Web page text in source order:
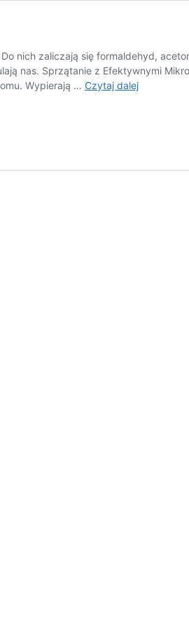
nich zaliczają się formaldehyd,
nas. Sprzątanie z Efektywnymi
Wypierają … Czytaj dalej